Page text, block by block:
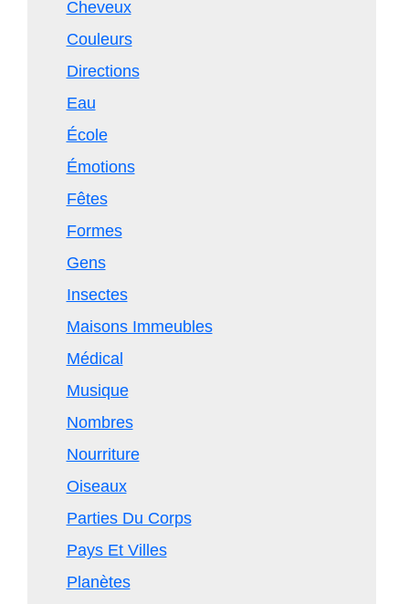
Cheveux
Couleurs
Directions
Eau
École
Émotions
Fêtes
Formes
Gens
Insectes
Maisons Immeubles
Médical
Musique
Nombres
Nourriture
Oiseaux
Parties Du Corps
Pays Et Villes
Planètes